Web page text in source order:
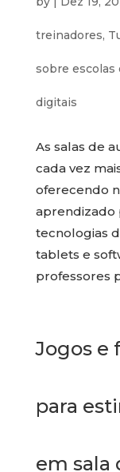
treinadores,
sobre escolas
digitais
As salas de
cada vez
oferecendo
aprendizado
tecnologias
tablets e
professores
Jogos e
para
em sala